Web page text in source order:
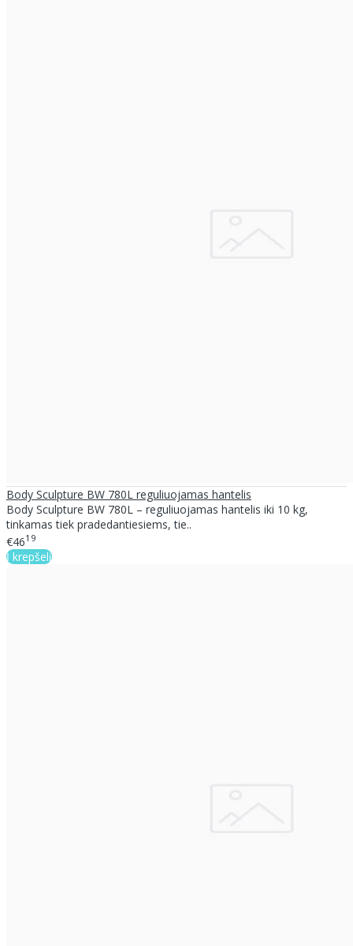
Body Sculpture BW 780L reguliuojamas hantelis
Body Sculpture BW 780L – reguliuojamas hantelis iki 10 kg,
tinkamas tiek pradedantiesiems, tie..
€4619
Į krepšelį